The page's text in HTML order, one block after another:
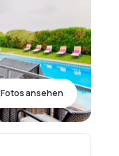
Fotos ansehen